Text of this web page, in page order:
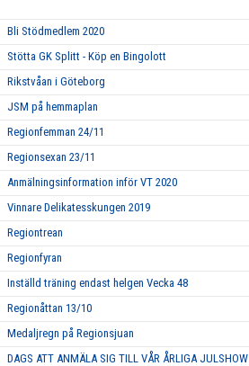
Bli Stödmedlem 2020
Stötta GK Splitt - Köp en Bingolott
Rikstvåan i Göteborg
JSM på hemmaplan
Regionfemman 24/11
Regionsexan 23/11
Anmälningsinformation inför VT 2020
Vinnare Delikatesskungen 2019
Regiontrean
Regionfyran
Inställd träning endast helgen Vecka 48
Regionåttan 13/10
Medaljregn på Regionsjuan
DAGS ATT ANMÄLA SIG TILL VÅR ÅRLIGA JULSHOW